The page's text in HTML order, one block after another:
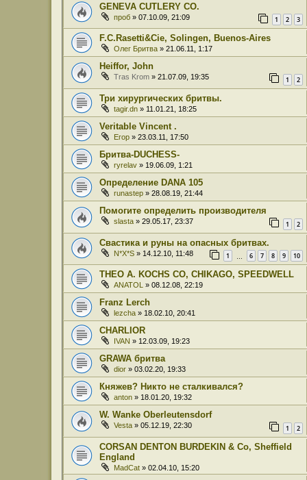
GENEVA CUTLERY CO.
проб » 07.10.09, 21:09 1 2 3
F.C.Rasetti&Cie, Solingen, Buenos-Aires
Олег Бритва » 21.06.11, 1:17
Heiffor, John
Tras Krom » 21.07.09, 19:35 1 2
Три хирургических бритвы.
tagir.dn » 11.01.21, 18:25
Veritable Vincent .
Егор » 23.03.11, 17:50
Бритва-DUCHESS-
ryrelav » 19.06.09, 1:21
Определение DANA 105
runastep » 28.08.19, 21:44
Помогите определить производителя
slasta » 29.05.17, 23:37 1 2
Свастика и руны на опасных бритвах.
N*X*S » 14.12.10, 11:48 1 6 7 8 9 10
THEO A. KOCHS CO, CHIKAGO, SPEEDWELL
ANATOL » 08.12.08, 22:19
Franz Lerch
lezcha » 18.02.10, 20:41
CHARLIOR
IVAN » 12.03.09, 19:23
GRAWA бритва
dior » 03.02.20, 19:33
Княжев? Никто не сталкивался?
anton » 18.01.20, 19:32
W. Wanke Oberleutensdorf
Vesta » 05.12.19, 22:30 1 2
CORSAN DENTON BURDEKIN & Co, Sheffield
England
MadCat » 02.04.10, 15:20